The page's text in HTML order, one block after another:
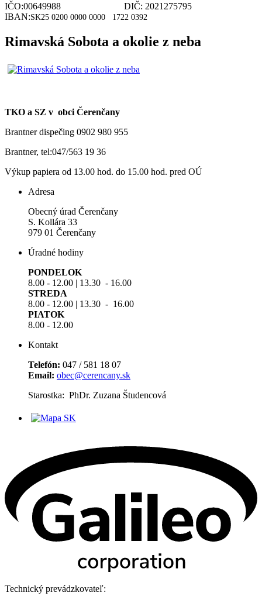
IČO:00649988 DIČ: 2021275795
IBAN:SK25 0200 0000 0000 1722 0392
Rimavská Sobota a okolie z neba
TKO a SZ v obci Čerenčany
Brantner dispečing 0902 980 955
Brantner, tel:047/563 19 36
Výkup papiera od 13.00 hod. do 15.00 hod. pred OÚ
Adresa
Obecný úrad Čerenčany
S. Kollára 33
979 01 Čerenčany
Úradné hodiny
PONDELOK
8.00 - 12.00 | 13.30 - 16.00
STREDA
8.00 - 12.00 | 13.30 - 16.00
PIATOK
8.00 - 12.00
Kontakt
Telefón: 047 / 581 18 07
Email: obec@cerencany.sk
Starostka: PhDr. Zuzana Študencová
Technický prevádzkovateľ: